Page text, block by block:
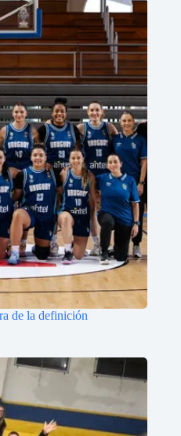
de la definición